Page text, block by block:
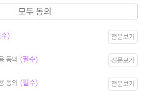
모두 동의
) 전문보기
동의 (필수) 전문보기
동의 (필수) 전문보기